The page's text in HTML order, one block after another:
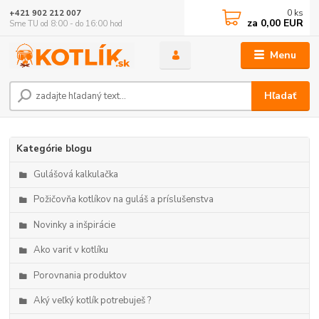
Menu
Hľadať
+421 902 212 007
Sme TU od 8:00 - do 16:00 hod
0 ks
za 0,00 EUR
Kategórie blogu
Gulášová kalkulačka
Požičovňa kotlíkov na guláš a príslušenstva
Novinky a inšpirácie
Ako variť v kotlíku
Porovnania produktov
Aký veľký kotlík potrebuješ ?